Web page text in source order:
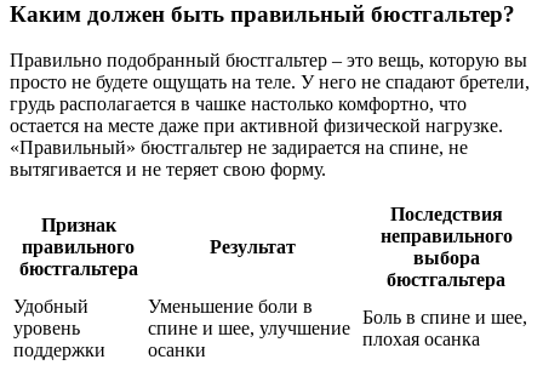
Каким должен быть правильный бюстгальтер?
Правильно подобранный бюстгальтер – это вещь, которую вы
просто не будете ощущать на теле. У него не спадают бретели,
грудь располагается в чашке настолько комфортно, что
остается на месте даже при активной физической нагрузке.
«Правильный» бюстгальтер не задирается на спине, не
вытягивается и не теряет свою форму.
Признак
правильного
бюстгальтера
Результат
Последствия
неправильного
выбора
бюстгальтера
Удобный
уровень
поддержки
Уменьшение боли в
спине и шее, улучшение
осанки
Боль в спине и шее,
плохая осанка